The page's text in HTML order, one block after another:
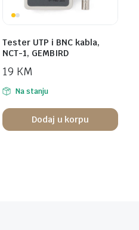
Tester UTP i BNC kabla,
NCT-1, GEMBIRD
19 KM
Na stanju
Dodaj u korpu